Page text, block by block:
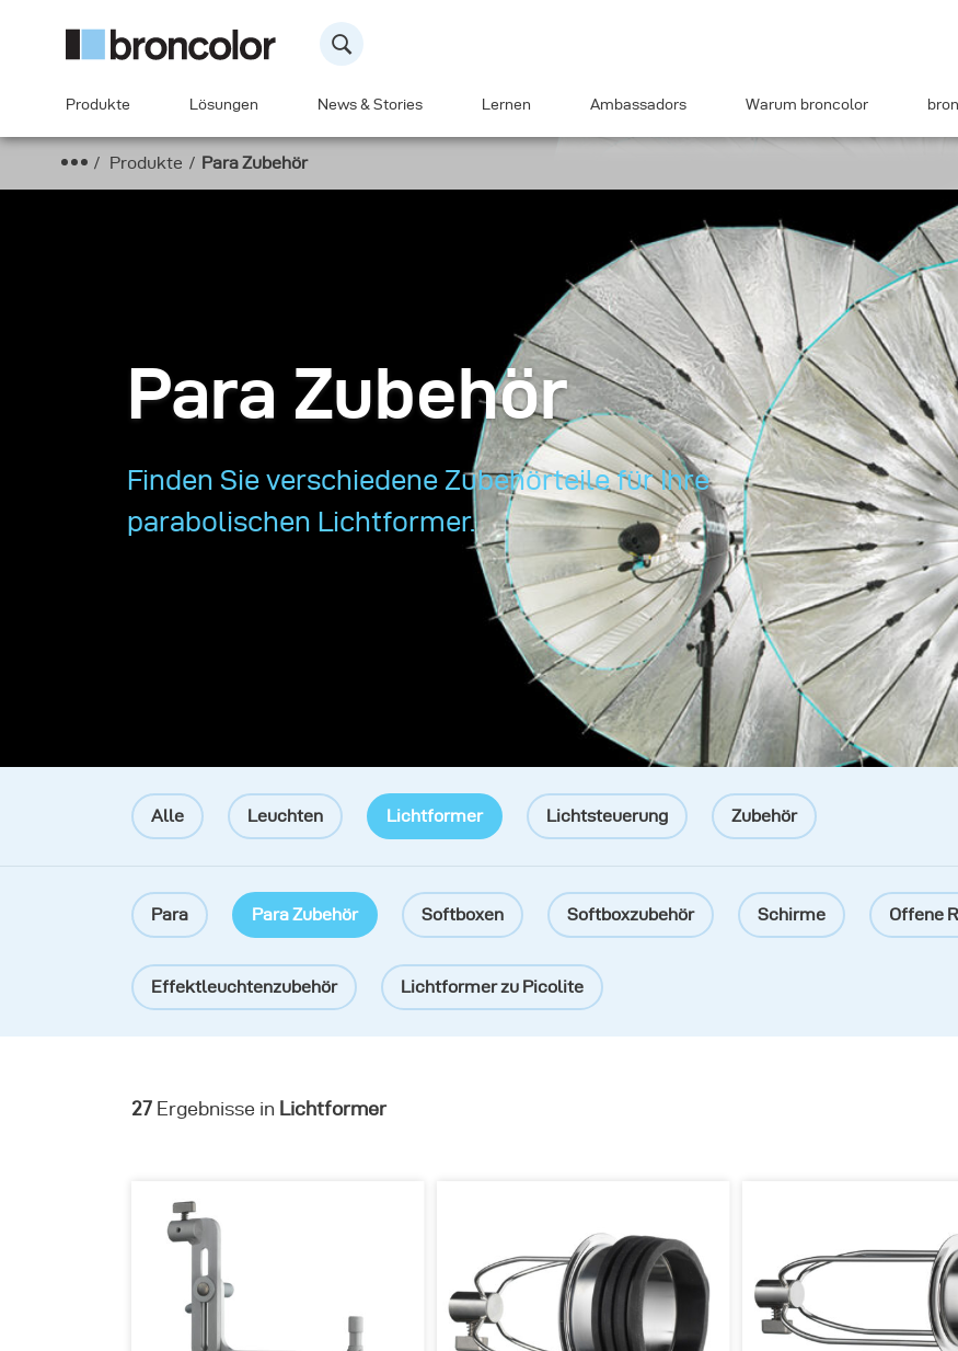
Produkte Lösungen News & Stories Lernen Ambassadors Warum broncolor
Produkte Para Zubehör
Para Zubehör
Finden Sie verschiedene Zubehörteile für Ihre
parabolischen Lichtformer.
Alle Leuchten Lichtformer Lichtsteuerung Zubehör
Para Para Zubehör Softboxen Softboxzubehör Schirme Offene
Effektleuchtenzubehör Lichtformer zu Picolite
27 Ergebnisse in Lichtformer